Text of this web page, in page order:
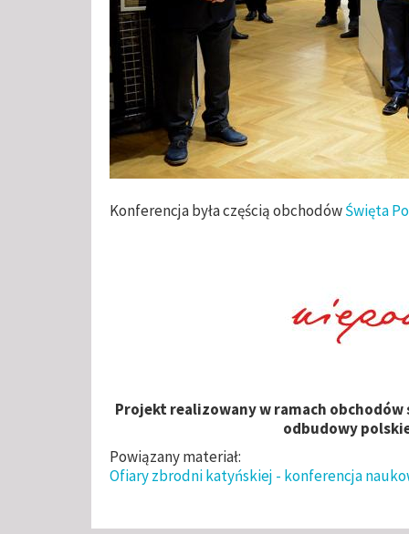
Konferencja była częścią obchodówŚwięta
Projekt realizowany w ramach
odbudowy
Powiązany materiał:
Ofiary zbrodni katyńskiej - konferencja